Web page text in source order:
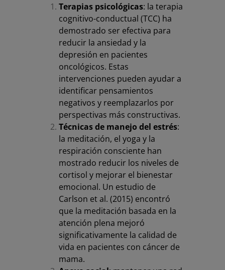
Terapias psicológicas: la terapia
cognitivo-conductual (TCC) ha
demostrado ser efectiva para
reducir la ansiedad y la
depresión en pacientes
oncológicos. Estas
intervenciones pueden ayudar a
identificar pensamientos
negativos y reemplazarlos por
perspectivas más constructivas.
Técnicas de manejo del estrés:
la meditación, el yoga y la
respiración consciente han
mostrado reducir los niveles de
cortisol y mejorar el bienestar
emocional. Un estudio de
Carlson et al. (2015) encontró
que la meditación basada en la
atención plena mejoró
significativamente la calidad de
vida en pacientes con cáncer de
mama.